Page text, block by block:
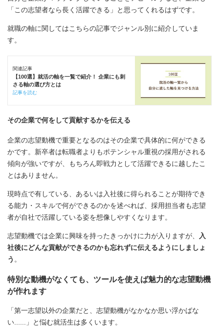
「この志望者なら長く活躍できる」と思ってくれるはずです。
就職の軸に関してはこちらの記事でジャンル別に紹介していま
す。
関連記事
【100選】就活の軸を一覧で紹介！ 企業にも刺
さる軸の選び方とは
記事を読む
その企業で何をして貢献するかを伝える
企業の志望動機で重要となるのはその企業で具体的に何ができる
かです。新卒者は転職者よりもポテンシャル重視の採用がされる
傾向が強いですが、もちろん即戦力として活躍できるに越したこ
とはありません。
現時点で有している、あるいは入社後に得られることが期待でき
る能力・スキルで何ができるのかを述べれば、採用担当者も志望
者が自社で活躍している姿を想像しやすくなります。
志望動機では企業に興味を持ったきっかけに力が入りますが、 入
社後にどんな貢献ができるのかも忘れずに伝えるようにしましょ
う 。
特別な動機がなくても、ツールを使えば魅力的な志望動機
が作れます
「第一志望以外の企業だと、志望動機がなかなか思い浮かばな
い......」と悩む就活生は多くいます。